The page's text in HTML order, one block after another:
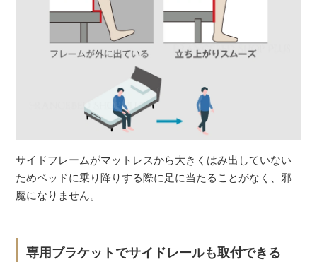
サイドフレームがマットレスから大きくはみ出していない
ためベッドに乗り降りする際に足に当たることがなく、邪
魔になりません。
専用ブラケットでサイドレールも取付できる